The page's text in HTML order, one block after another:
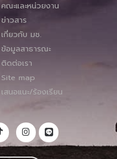
คณะและหน่วยงาน
ข่าวสาร
เกี่ยวกับ มช.
ข้อมูลสาธารณะ
ติดต่อเรา
Site map
เสนอแนะ/ร้องเรียน